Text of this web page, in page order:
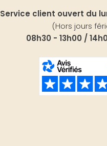
Service client ouvert du
(Hors jours
08h30 - 13h00 /